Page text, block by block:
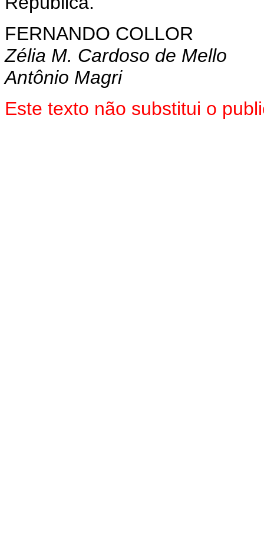
FERNANDO COLLOR
Zélia M. Cardoso de Mello
Antônio Magri
Este texto não substitui o